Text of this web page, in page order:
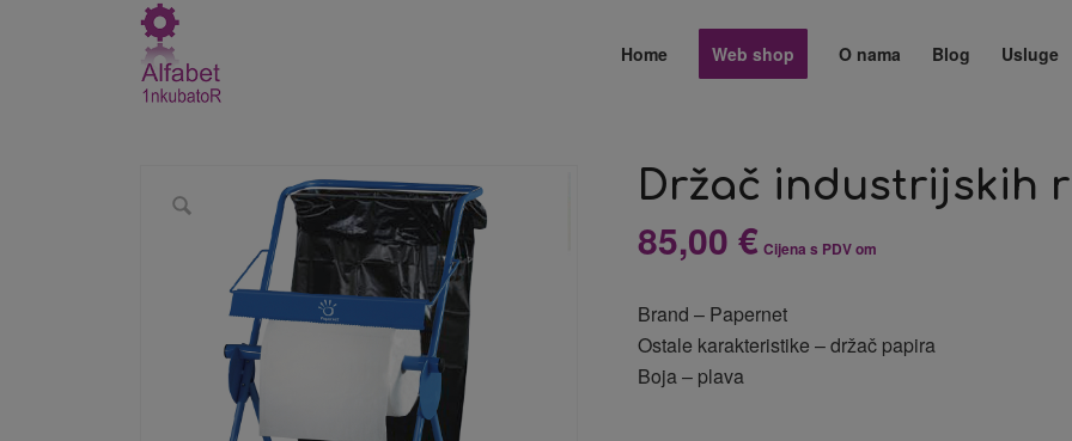
Home Web shop O nama Blog Usluge
Držač industrijskih
85,00€ Cijena s PDV om
Brand – Papernet
Ostale karakteristike – držač papira
Boja – plava